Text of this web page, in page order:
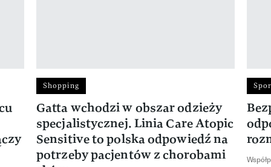
Shopping
Gatta wchodzi w obszar odzieży
specjalistycznej. Linia Care Atopic
Sensitive to polska odpowiedź na
potrzeby pacjentów z chorobami